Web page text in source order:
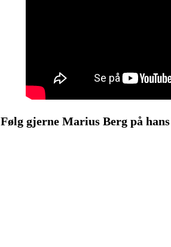
Følg gjerne Marius Berg på